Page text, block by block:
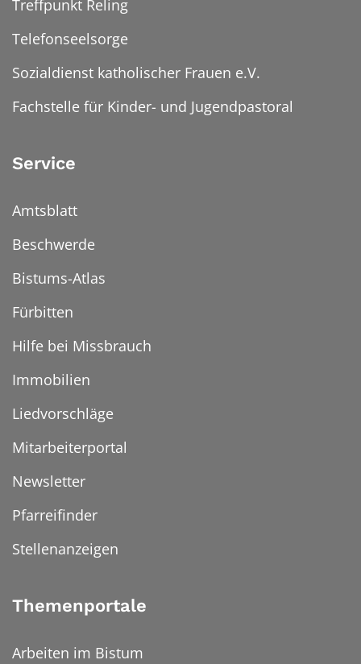
Treffpunkt Reling
Telefonseelsorge
Sozialdienst katholischer Frauen e.V.
Fachstelle für Kinder- und Jugendpastoral
Service
Amtsblatt
Beschwerde
Bistums-Atlas
Fürbitten
Hilfe bei Missbrauch
Immobilien
Liedvorschläge
Mitarbeiterportal
Newsletter
Pfarreifinder
Stellenanzeigen
Themenportale
Arbeiten im Bistum